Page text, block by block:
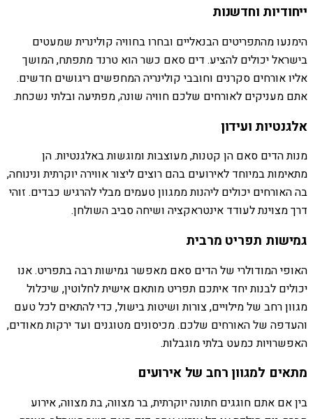
ייחודיות וחדשנות
הימנעו מהתפריטים הבנאליים ובחרו בחוויה קולינרית שמעטים
בישראל יכולים להציע. דים סאם כשר הוא טרנד מתפתח, המושך
אליו אורחים סקרנים וחובבי קולינריה המחפשים ריגושים חדשים.
אתם מעניקים לאורחים שלכם חוויה שונה, מפתיעה ובלתי נשכחת.
אלגנטיות ועידון
מנות הדים סאם הן קטנות, מעוצבות ומוגשות באלגנטיות. הן
מתאימות במיוחד לאירועים בהם רוצים ליצור אווירה יוקרתית ונינוחה,
בה האורחים יכולים ליהנות ממגוון טעמים מבלי להרגיש כבדים. זוהי
דרך מצוינת לעודד אינטראקציה ושיחה סביב השולחן.
גמישות תפריט מרבית
האופי המודולרי של הדים סאם מאפשר גמישות רבה בתפריט. אנו
יכולים לבנות יחד איתכם תפריט מותאם אישית לחלוטין, שיכלול
מגוון רחב של מילויים, צורות ושיטות בישול, כדי להתאים לכל טעם
והעדפה של האורחים שלכם. מכיסונים מטוגנים ועד ירקות מאודים,
האפשרויות כמעט בלתי מוגבלות.
מתאים למגוון רחב של אירועים
בין אם אתם חוגגים חתונה יוקרתית, בר מצווה, בת מצווה, אירוע